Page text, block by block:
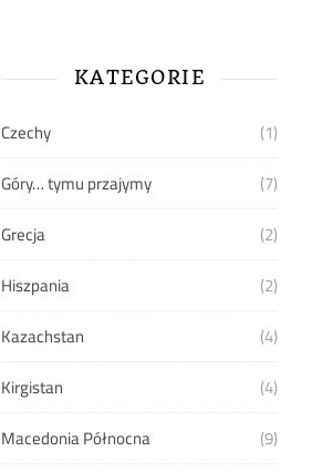
KATEGORIE
Czechy
(1)
Góry… tymu przajymy
(7)
Grecja
(2)
Hiszpania
(2)
Kazachstan
(4)
Kirgistan
(4)
Macedonia Północna
(9)